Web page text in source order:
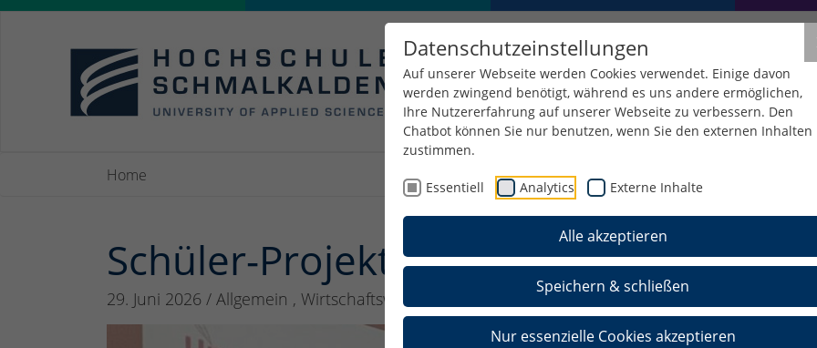
Datenschutzeinstellungen
Auf unserer Webseite werden Cookies verwendet. Einige davon
werden zwingend benötigt, während es uns andere ermöglichen,
Ihre Nutzererfahrung auf unserer Webseite zu verbessern. Den
Chatbot können Sie nur benutzen, wenn Sie den externen Inhalten
zustimmen.
Essentiell Analytics Externe Inhalte
Alle akzeptieren
Speichern & schließen
Nur essenzielle Cookies akzeptieren
Home
Schüler-Projekttage an der
29. Juni 2026 / Allgemein , Wirtschaftswissenschaften